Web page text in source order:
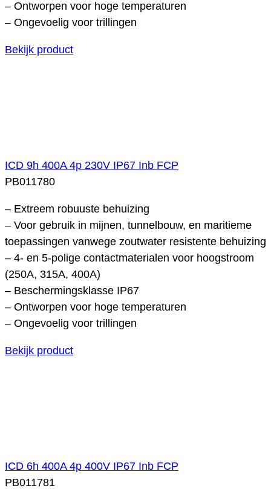
– Ontworpen voor hoge temperaturen
– Ongevoelig voor trillingen
Bekijk product
ICD 9h 400A 4p 230V IP67 Inb FCP
PB011780
– Extreem robuuste behuizing
– Voor gebruik in mijnen, tunnelbouw, en maritieme
toepassingen vanwege zoutwater resistente behuizing
– 4- en 5-polige contactmaterialen voor hoogstroom
(250A, 315A, 400A)
– Beschermingsklasse IP67
– Ontworpen voor hoge temperaturen
– Ongevoelig voor trillingen
Bekijk product
ICD 6h 400A 4p 400V IP67 Inb FCP
PB011781